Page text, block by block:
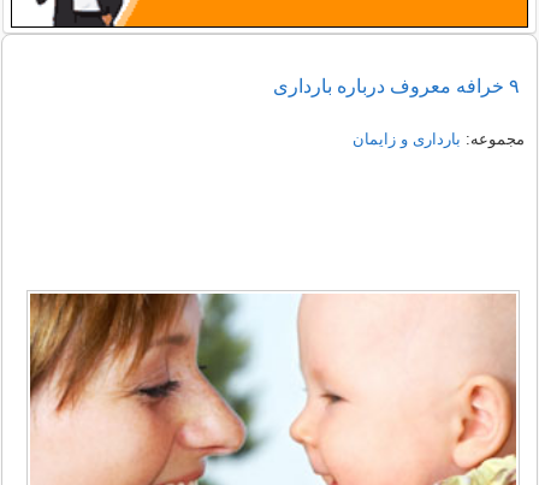
۹ خرافه معروف درباره بارداری
مجموعه: بارداری و زایمان